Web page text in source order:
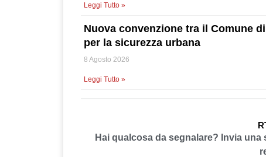
Leggi Tutto »
Nuova convenzione tra il Comune
per la sicurezza urbana
8 Agosto 2026
Leggi Tutto »
Hai qualcosa da segnalare? Invia